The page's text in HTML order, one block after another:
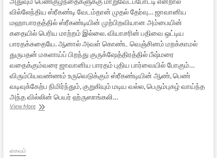
வில்லேந்திய ஸ்ரீகண்டி வேடம்தான் முதல் தேர்வு… ஜாவானிய
மஹாபாரதத்தில் ஸ்ரீகண்டியின் முற்பிறவியான அம்பையின்
கதையில் பெரிய மாற்றம் இல்லை. வியாசரின் பதிவை ஒட்டிய
பாரதக்கதையே. ஆனால் அவள் கொண்ட வெஞ்சினம் மறக்காமல்
துருபதன் மகளாய்ப் பிறந்து குருக்ஷேத்திரத்தில் பீஷ்மரை
வதைக்கும்வரை ஜாவானிய பாரதம் புதிய பார்வையில் போகும்…
விரும்பியவண்ணம் உருவெடுக்கும் ஸ்ரீகண்டியின் ஆண், பெண்
வடிவுக்கேற்ப நிமிர்ந்தும், குறுகியும் மடிய வல்ல, பெரும்புகழ் வாய்ந்த
அந்த வில்லின் பெயர் ஹ்ருஸாங்கலி…
View Moreஸ்ரீகண்டி
சைவம்